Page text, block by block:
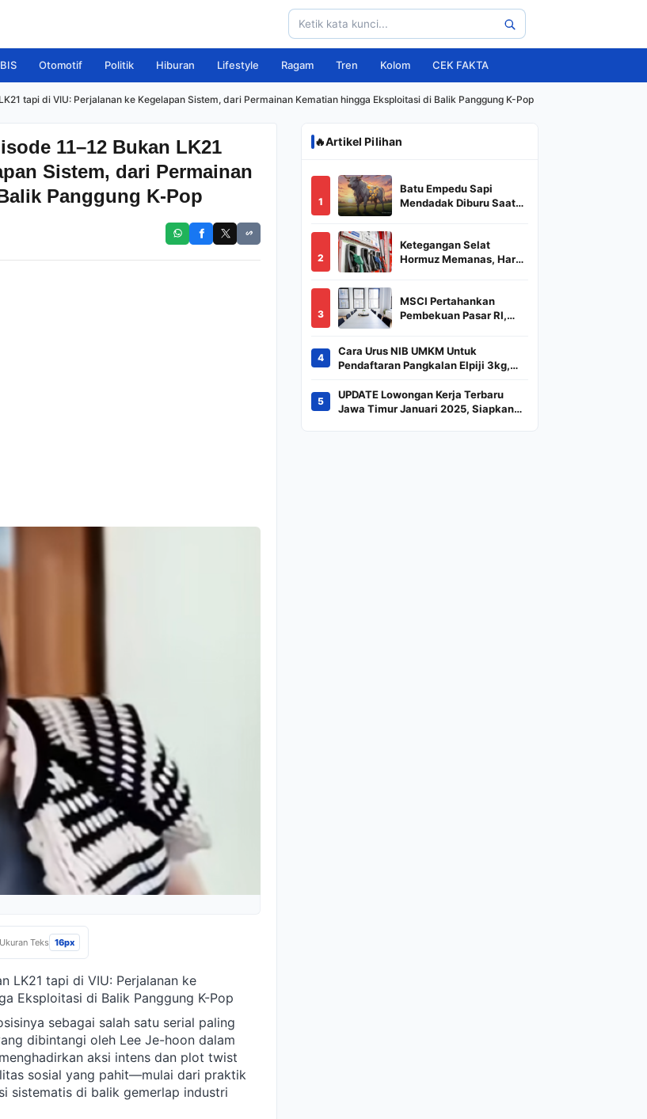
Otomotif Politik Hiburan Lifestyle Ragam Tren Kolom CEK FAKTA
tapi di VIU: Perjalanan ke Kegelapan Sistem, dari Permainan Kematian hingga Eksploitasi di Balik Panggung K-Pop
11–12 Bukan LK21
Sistem, dari Permainan
Panggung K-Pop
Ukuran Teks 16px
LK21 tapi di VIU: Perjalanan ke
Eksploitasi di Balik Panggung K-Pop
sebagai salah satu serial paling
dibintangi oleh Lee Je-hoon dalam
aksi intens dan plot twist
sosial yang pahit—mulai dari praktik
sistematis di balik gemerlap industri
🔥Artikel Pilihan
1
Batu Empedu Sapi
Mendadak Diburu Saat
Puluhan Juta
2
Ketegangan Selat
Hormuz Memanas, Harga
3
MSCI Pertahankan
Pembekuan Pasar RI,
Indeks
4
Cara Urus NIB UMKM Untuk
Pendaftaran Pangkalan Elpiji 3kg,
Kilogram
5
UPDATE Lowongan Kerja Terbaru
Jawa Timur Januari 2025, Siapkan